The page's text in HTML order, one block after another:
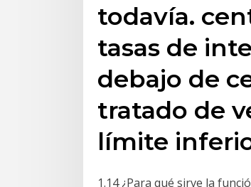
todavía.
tasas de
debajo de
tratado de
límite
1.14 ¿Para qué sirve la